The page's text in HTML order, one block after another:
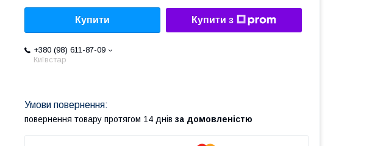
Купити Купити з
+380 (98) 611-87-09
Київстар
повернення товару протягом 14 днів за домовленістю